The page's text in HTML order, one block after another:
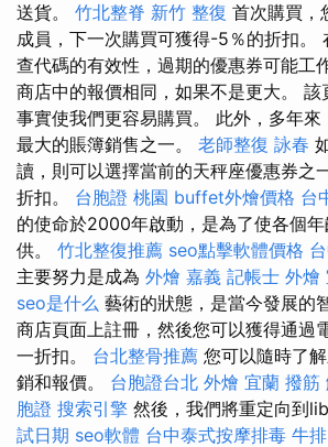
送貨。 竹北整脊 新竹 整復 首次購買，
成員，下一次購買可獲得-5％的折扣。
查代碼的有效性，過期的優惠券可能工
商店中的報價相同，如果不是更大。 該
事實使我們更容易購買。 此外，多年來
最大的賬簿銷售之一。 老師整復 詠春
讀，則可以選擇當前的天秤座優惠券之
折扣。 台胞證 桃園 buffet外燴價格 台
的使命於2000年啟動，是為了使各個
供。 竹北整復推薦 seo點擊軟體價格
主要努力是成為 外燴 嘉義 記帳士 外燴
seo是什么 藝術的狀態，是當今發展的
商店頁面上註冊，然後您可以獲得通過
一折扣。 台北整骨推薦 您可以隨時了
銷和報價。 台胞證台北 外燴 宜蘭 撥筋
胞證 搜索引擎 然後，我們將重定向到
試日期 seo軟體 台中泰式按摩排毒 牛